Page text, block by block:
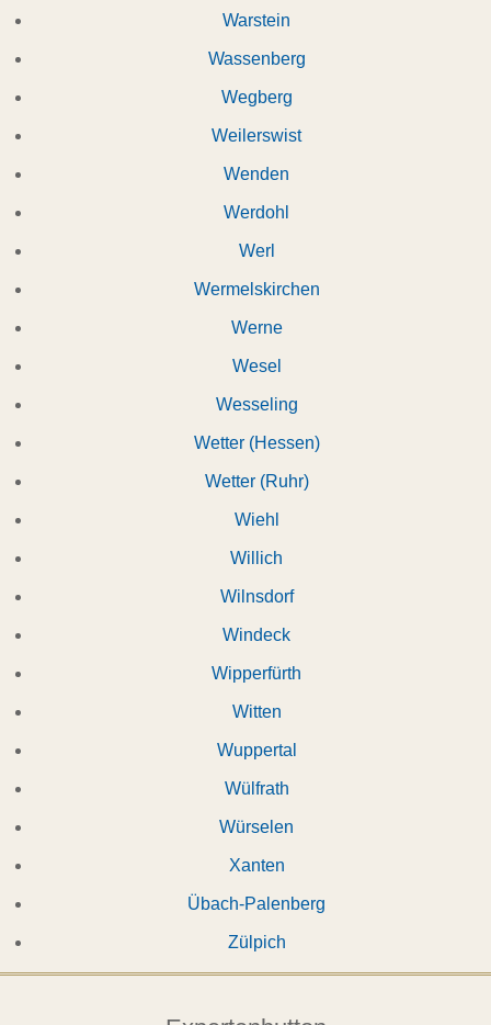
Warstein
Wassenberg
Wegberg
Weilerswist
Wenden
Werdohl
Werl
Wermelskirchen
Werne
Wesel
Wesseling
Wetter (Hessen)
Wetter (Ruhr)
Wiehl
Willich
Wilnsdorf
Windeck
Wipperfürth
Witten
Wuppertal
Wülfrath
Würselen
Xanten
Übach-Palenberg
Zülpich